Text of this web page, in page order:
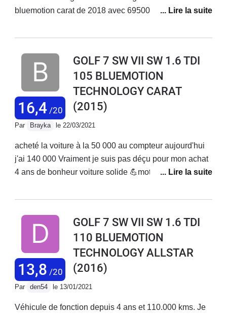
bluemotion carat de 2018 avec 69500 km au compteur
moteur nous sommes toujours dans l attente depuis 5
hypothétique décision de volkswagen .Attention au
nouveau acheteur le problème est fréquent sur ces
modèles et connue par la marque. Tres déçu de la non
réaction de ce constructeur qui ce vente de vendre des
véhicules de qualité Nous sommes pris en autage
Obliger de voir un avocatpour la suite...
16,4/20
GOLF 7 SW VII SW 1.6 TDI
105 BLUEMOTION
TECHNOLOGY CARAT
(2015)
Par Brayka le 22/03/2021
acheté la voiture à la 50 000 au compteur aujourd'hui
j'ai 140 000 Vraiment je suis pas déçu pour mon achat
4 ans de bonheur voiture solide 💪moteur rien à dire
une batterie plaquettes les disques👍 tenue route
chose c'est juste le moteur 1.6 il manque un peu de
pêche mais vraiment économique c'est top
13,8 /20
GOLF 7 SW VII SW 1.6 TDI
110 BLUEMOTION
TECHNOLOGY ALLSTAR
(2016)
Par den54 le 13/01/2021
Véhicule de fonction depuis 4 ans et 110.000 kms. Je